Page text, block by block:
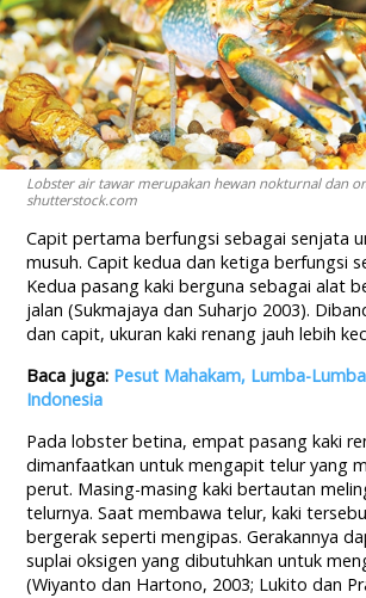
Lobster air tawar merupakan hewan nokturnal dan
shutterstock.com
Capit pertama berfungsi sebagai senjata
musuh. Capit kedua dan ketiga berfungsi
Kedua pasang kaki berguna sebagai alat
jalan (Sukmajaya dan Suharjo 2003).
dan capit, ukuran kaki renang jauh lebih
Baca juga: Pesut Mahakam, Lumba-
Indonesia
Pada lobster betina, empat pasang kaki
dimanfaatkan untuk mengapit telur yang
perut. Masing-masing kaki bertautan
telurnya. Saat membawa telur, kaki
bergerak seperti mengipas. Gerakannya
suplai oksigen yang dibutuhkan untuk
(Wiyanto dan Hartono, 2003; Lukito dan